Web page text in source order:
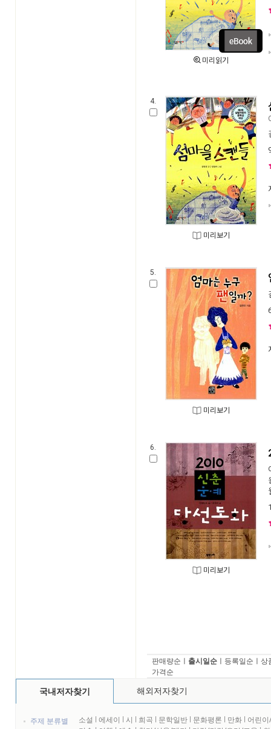
미리읽기
4.
미리보기
5.
미리보기
6.
미리보기
판매량순 ㅣ 출시일순 ㅣ 등록일순 ㅣ 상
가격순
국내저자찾기 해외저자찾기
주제 분류별 소설 l 에세이 l 시 l 희곡 l 문학일반 l 문화평론 l 만화 l 어린